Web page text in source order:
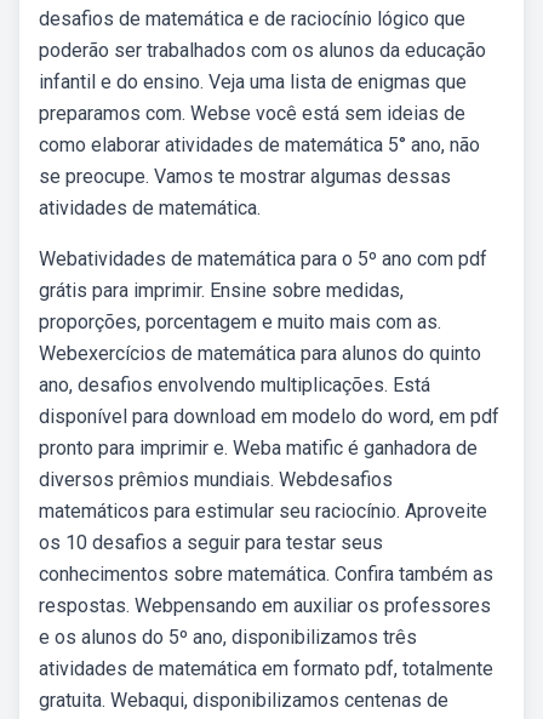
desafios de matemática e de raciocínio lógico que
poderão ser trabalhados com os alunos da educação
infantil e do ensino. Veja uma lista de enigmas que
preparamos com. Webse você está sem ideias de
como elaborar atividades de matemática 5° ano, não
se preocupe. Vamos te mostrar algumas dessas
atividades de matemática.
Webatividades de matemática para o 5º ano com pdf
grátis para imprimir. Ensine sobre medidas,
proporções, porcentagem e muito mais com as.
Webexercícios de matemática para alunos do quinto
ano, desafios envolvendo multiplicações. Está
disponível para download em modelo do word, em pdf
pronto para imprimir e. Weba matific é ganhadora de
diversos prêmios mundiais. Webdesafios
matemáticos para estimular seu raciocínio. Aproveite
os 10 desafios a seguir para testar seus
conhecimentos sobre matemática. Confira também as
respostas. Webpensando em auxiliar os professores
e os alunos do 5º ano, disponibilizamos três
atividades de matemática em formato pdf, totalmente
gratuita. Webaqui, disponibilizamos centenas de